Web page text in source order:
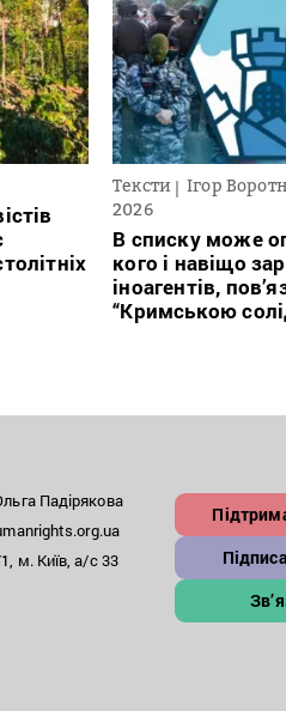
Тексти Ігор
2026
В списку може
кого і навіщо
іноагентів,
“Кримською
Падірякова
м. Київ, а/с 33